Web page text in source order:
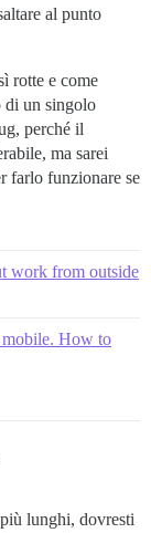
al punto
rotte e come
di un singolo
perché il
ma sarei
farlo funzionare se
work from outside
mobile. How to
lunghi, dovresti